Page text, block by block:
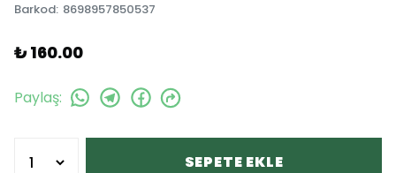
Barkod: 8698957850537
₺ 160.00
Paylaş:
SEPETE EKLE